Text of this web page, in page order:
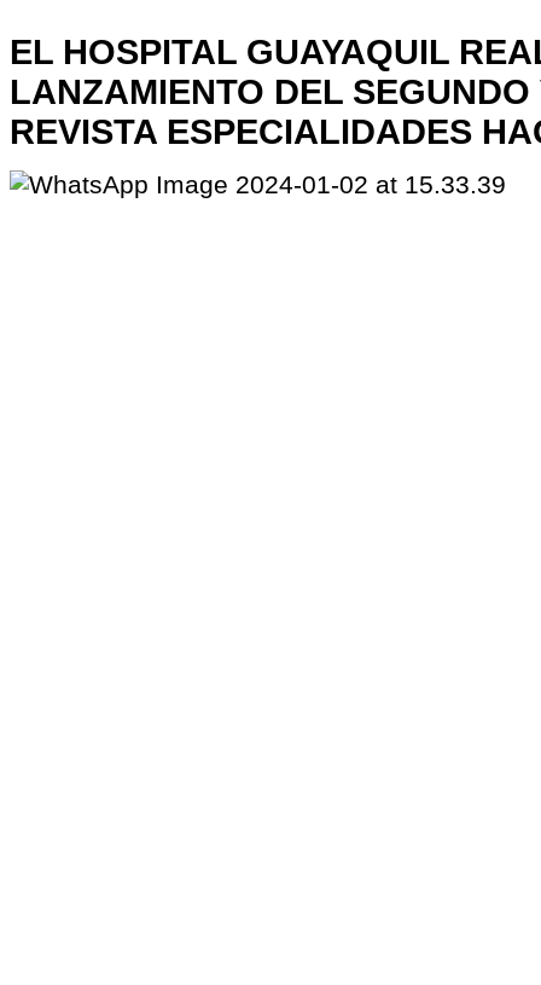
EL HOSPITAL GUAYAQUIL
LANZAMIENTO DEL
REVISTA ESPECIALIDADES